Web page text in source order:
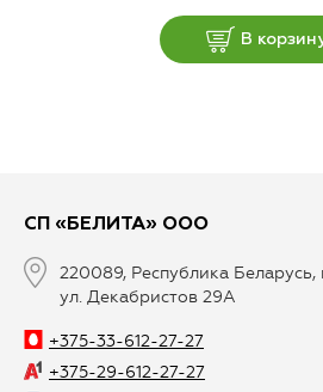
В
СП «БЕЛИТА» ООО
220089, Республика Беларусь,
ул. Декабристов 29А
+375-33-612-27-27
+375-29-612-27-27